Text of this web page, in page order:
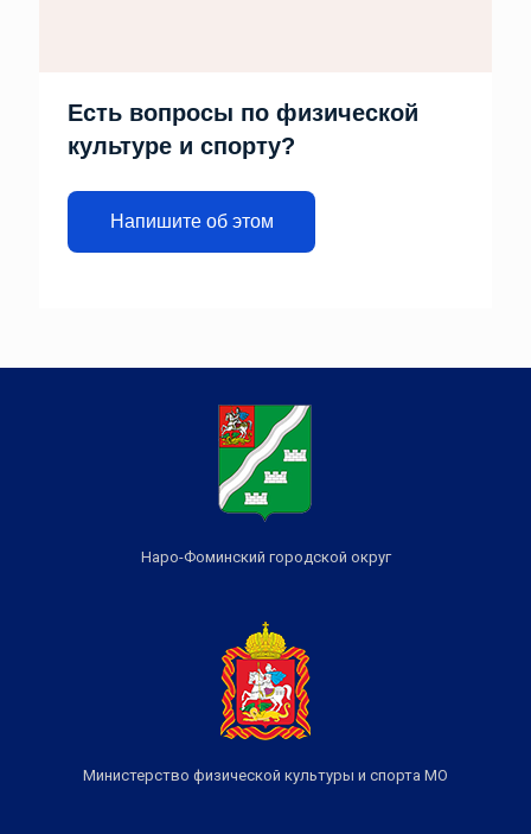
Есть вопросы по физической
культуре и спорту?
Напишите об этом
Наро-Фоминский городской округ
Министерство физической культуры и спорта МО